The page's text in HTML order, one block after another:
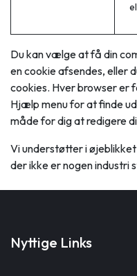
Du kan vælge at få din
en cookie afsendes, eller
cookies. Hver browser er
Hjælp menu for at finde
måde for dig at redigere
Vi understøtter i
der ikke er nogen industri
Nyttige Links